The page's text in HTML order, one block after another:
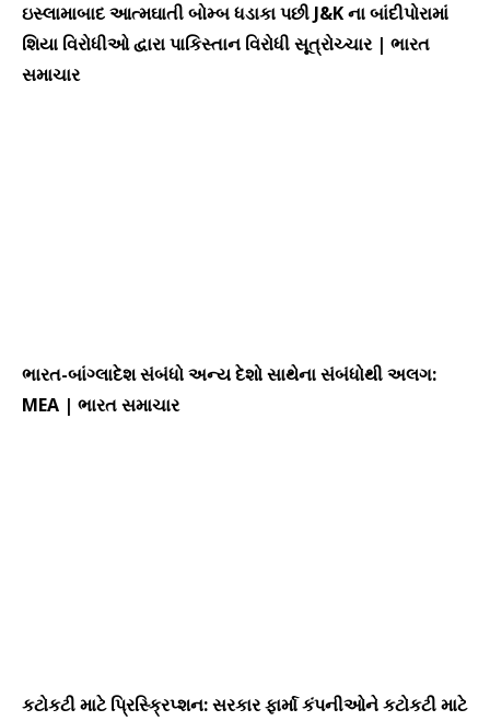
ઇસ્લામાબાદ આત્મઘાતી બોમ્બ ધડાકા પછી J&K ના બાંદીપોરામાં
શિયા વિરોધીઓ દ્વારા પાકિસ્તાન વિરોધી સૂત્રોચ્ચાર | ભારત
સમાચાર
ભારત-બાંગ્લાદેશ સંબંધો અન્ય દેશો સાથેના સંબંધોથી અલગ:
MEA | ભારત સમાચાર
કટોકટી માટે પ્રિસ્ક્રિપ્શન: સરકાર ફાર્મા કંપનીઓને કટોકટી માટે